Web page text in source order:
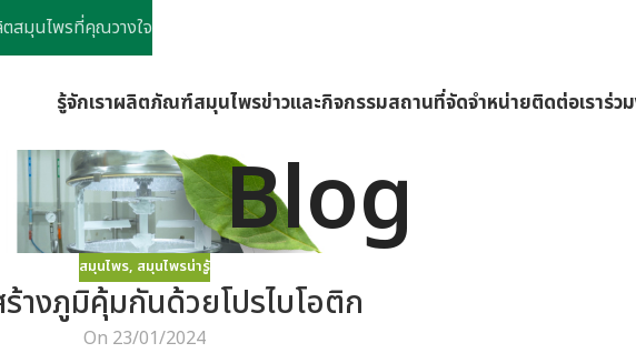
รู้จักเราผลิตภัณฑ์สมุนไพรข่าวและกิจกรรมสถานที่จัดจำหน่ายติดต่อเราร่ว
Blog
สมุนไพร, สมุนไพรน่ารู้
ร้างภูมิคุ้มกันด้วยโปรไบโอติก
On 23/01/2024
สมุนไพรที่คุณวางใจ